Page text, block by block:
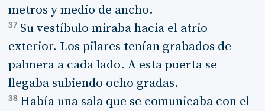
metros y medio de ancho.
37 Su vestíbulo miraba hacia el atrio
exterior. Los pilares tenían grabados de
palmera a cada lado. A esta puerta se
llegaba subiendo ocho gradas.
38 Había una sala que se comunicaba con el